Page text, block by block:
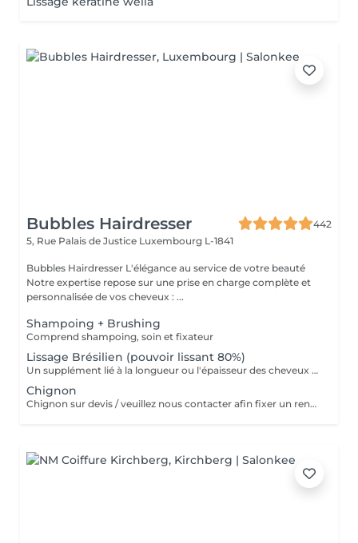
Bubbles Hairdresser
442
5, Rue Palais de Justice Luxembourg L-1841
Bubbles Hairdresser L'élégance au service de votre beauté
Notre expertise repose sur une prise en charge complète et
personnalisée de vos cheveux : ...
Shampoing + Brushing
Comprend shampoing, soin et fixateur
Lissage Brésilien (pouvoir lissant 80%)
Un supplément lié à la longueur ou l'épaisseur des cheveux (30€ à 500€) pourra s'ajouter au tarif du lissage brésilien. Un diagnostique gratuit sera systématiquement proposé en amont.»
Chignon
Chignon sur devis / veuillez nous contacter afin fixer un rendez-vous